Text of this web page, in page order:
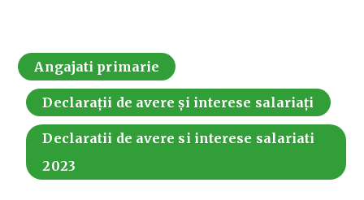
Angajati primarie
Declarații de avere și interese salariați
Declaratii de avere si interese salariati
2023